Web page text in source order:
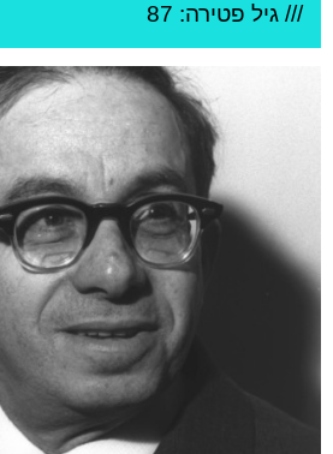
/// גיל פטירה: 87